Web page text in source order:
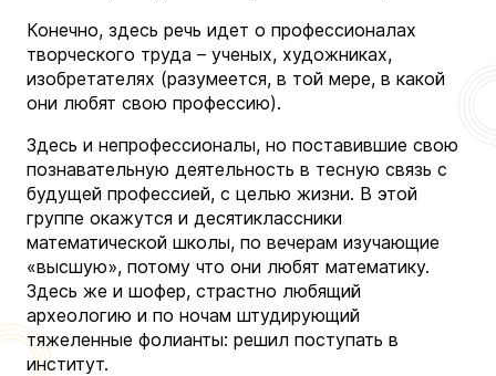
Конечно, здесь речь идет о профессионалах
творческого труда – ученых, художниках,
изобретателях (разумеется, в той мере, в какой
они любят свою профессию).
Здесь и непрофессионалы, но поставившие свою
познавательную деятельность в тесную связь с
будущей профессией, с целью жизни. В этой
группе окажутся и десятиклассники
математической школы, по вечерам изучающие
«высшую», потому что они любят математику.
Здесь же и шофер, страстно любящий
археологию и по ночам штудирующий
тяжеленные фолианты: решил поступать в
институт.